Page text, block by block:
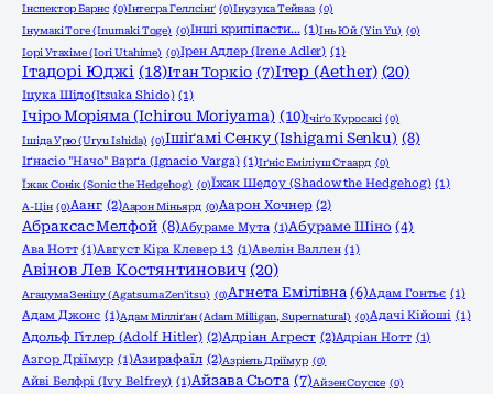
Інспектор Барнс (0)Інтегра Геллсінґ (0)Інузука Тейваз (0)
Інумакі Тоге (Inumaki Toge) (0)Інші крипіпасти... (1)Інь Юй (Yin Yu) (0)
Іорі Утахіме (Iori Utahime) (0)Ірен Адлер (Irene Adler) (1)
Ітадорі Юджі (18)Ітан Торкіо (7)Ітер (Aether) (20)
Іцука Шідо(Itsuka Shido) (1)
Ічіро Моріяма (Ichirou Moriyama) (10)Ічіґо Куросакі (0)
Ішіда Урю (Uryu Ishida) (0)Ішіґамі Сенку (Ishigami Senku) (8)
Іґнасіо "Начо" Варґа (Ignacio Varga) (1)Іґніс Еміліуш Стаард (0)
Їжак Сонік (Sonic the Hedgehog) (0)Їжак Шедоу (Shadow the Hedgehog) (1)
А-Цін (0)Аанг (2)Аарон Міньярд (0)Аарон Хочнер (2)
Абраксас Мелфой (8)Абураме Мута (1)Абураме Шіно (4)
Ава Нотт (1)Август Кіра Клевер 13 (1)Авелін Валлен (1)
Авінов Лев Костянтинович (20)
Агацума Зеніцу (Agatsuma Zen'itsu) (0)Агнета Емілівна (6)Адам Гонтьє (1)
Адам Джонс (1)Адам Мілліґан (Adam Milligan, Supernatural) (0)Адачі Кійоші (1)
Адольф Гітлер (Adolf Hitler) (2)Адріан Агрест (2)Адріан Нотт (1)
Азгор Дріїмур (1)Азирафаїл (2)Азріель Дріїмур (0)
Айві Белфрі (Ivy Belfrey) (1)Айзава Сьота (7)Айзен Соуске (0)